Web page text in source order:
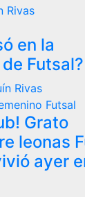
Rivas
en la
Futsal?
Rivas
Futsal
Grato
leonas
ayer